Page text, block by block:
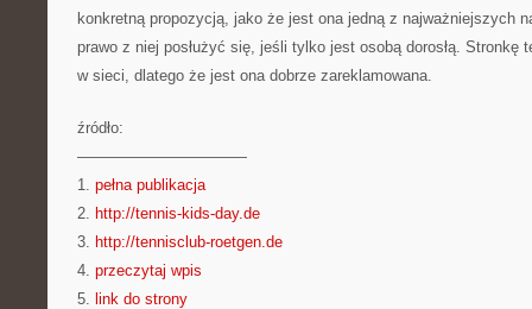
konkretną propozycją, jako że jest ona jedną z najważniejszych
prawo z niej posłużyć się, jeśli tylko jest osobą dorosłą. Stronkę
w sieci, dlatego że jest ona dobrze zareklamowana.
źródło:
———————————
1. pełna publikacja
2. http://tennis-kids-day.de
3. http://tennisclub-roetgen.de
4. przeczytaj wpis
5. link do strony